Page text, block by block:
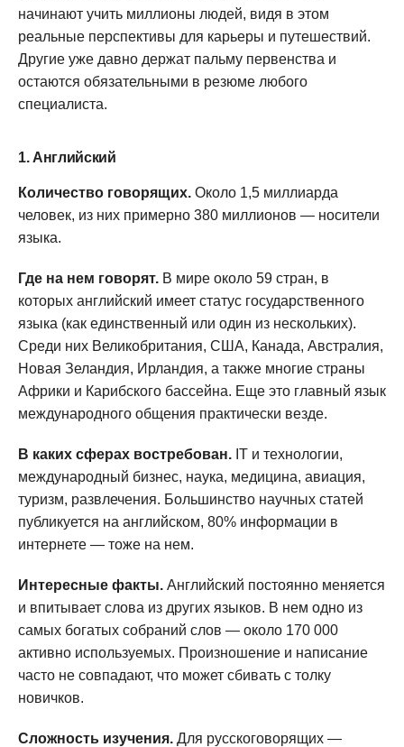
начинают учить миллионы людей, видя в этом
реальные перспективы для карьеры и путешествий.
Другие уже давно держат пальму первенства и
остаются обязательными в резюме любого
специалиста.
1. Английский
Количество говорящих. Около 1,5 миллиарда
человек, из них примерно 380 миллионов — носители
языка.
Где на нем говорят. В мире около 59 стран, в
которых английский имеет статус государственного
языка (как единственный или один из нескольких).
Среди них Великобритания, США, Канада, Австралия,
Новая Зеландия, Ирландия, а также многие страны
Африки и Карибского бассейна. Еще это главный язык
международного общения практически везде.
В каких сферах востребован. IT и технологии,
международный бизнес, наука, медицина, авиация,
туризм, развлечения. Большинство научных статей
публикуется на английском, 80% информации в
интернете — тоже на нем.
Интересные факты. Английский постоянно меняется
и впитывает слова из других языков. В нем одно из
самых богатых собраний слов — около 170 000
активно используемых. Произношение и написание
часто не совпадают, что может сбивать с толку
новичков.
Сложность изучения. Для русскоговорящих —